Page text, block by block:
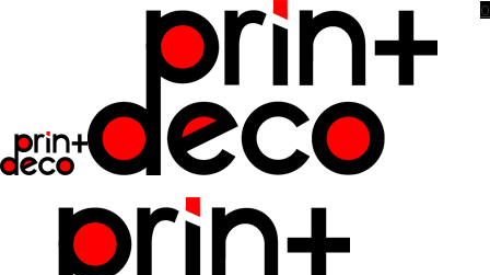
0